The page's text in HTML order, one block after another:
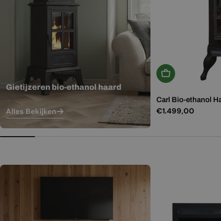
Gietijzeren bio-ethanol haard
Alles Bekijken
In Winkelwagen
Carl Bio-ethanol
Normale
€1.499,00